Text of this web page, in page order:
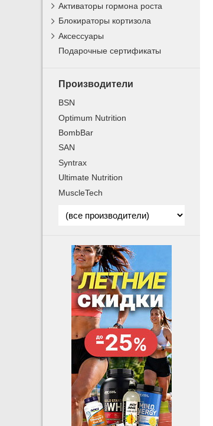
Активаторы гормона роста
Блокираторы кортизола
Аксессуары
Подарочные сертификаты
Производители
BSN
Optimum Nutrition
BombBar
SAN
Syntrax
Ultimate Nutrition
MuscleTech